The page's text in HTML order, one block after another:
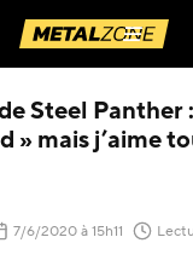
Menu
Steel Panther
» mais j’aime
7/6/2020(Mis à jour le)
à 15h11